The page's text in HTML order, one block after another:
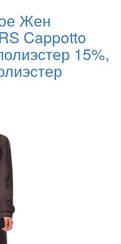
Жен
Cappotto
15%,